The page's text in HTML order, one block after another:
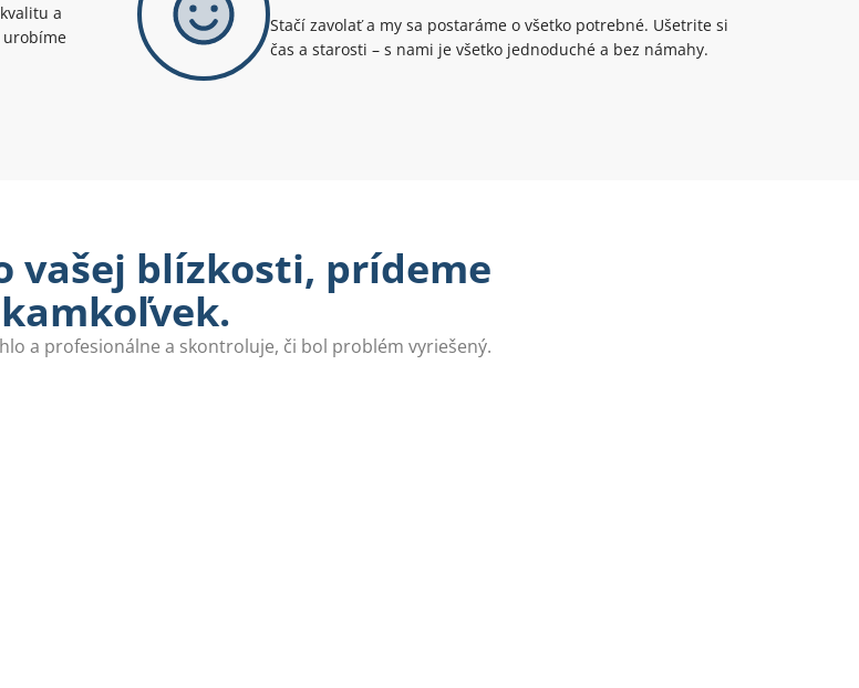
a
urobíme
Stačí zavolať a my sa postaráme o všetko potrebné. Ušetrite si
čas a starosti – s nami je všetko jednoduché a bez námahy.
vašej blízkosti, prídeme
kamkoľvek.
a profesionálne a skontroluje, či bol problém vyriešený.